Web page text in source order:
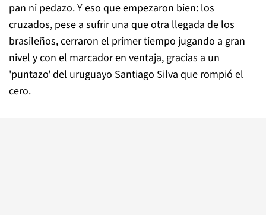
pan ni pedazo. Y eso que empezaron bien: los
cruzados, pese a sufrir una que otra llegada de los
brasileños, cerraron el primer tiempo jugando a gran
nivel y con el marcador en ventaja, gracias a un
'puntazo' del uruguayo Santiago Silva que rompió el
cero.